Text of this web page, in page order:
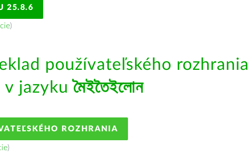
25.8.6
)
používateľského rozhrania
v jazykuমৈইতৈইলোন
ROZHRANIA
)